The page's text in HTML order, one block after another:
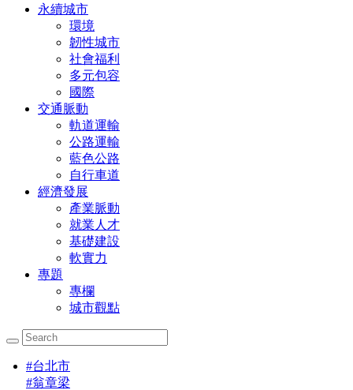
永續城市
環境
韌性城市
社會福利
多元包容
國際
交通脈動
軌道運輸
公路運輸
藍色公路
自行車道
經濟發展
產業脈動
就業人才
基礎建設
軟實力
專題
專欄
城市觀點
#台北市
#翁章梁